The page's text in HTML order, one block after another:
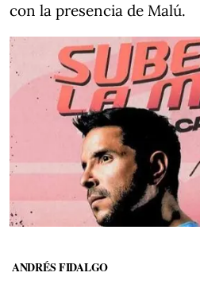
con la presencia de Malú.
ANDRÉS FIDALGO